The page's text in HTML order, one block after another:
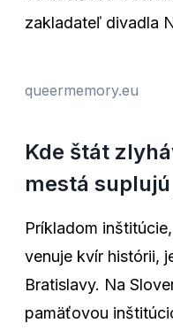
zakladateľ divadla
queermemory.eu
Kde štát
mestá
Príkladom
venuje kvír histórii,
Bratislavy. Na
pamäťovou